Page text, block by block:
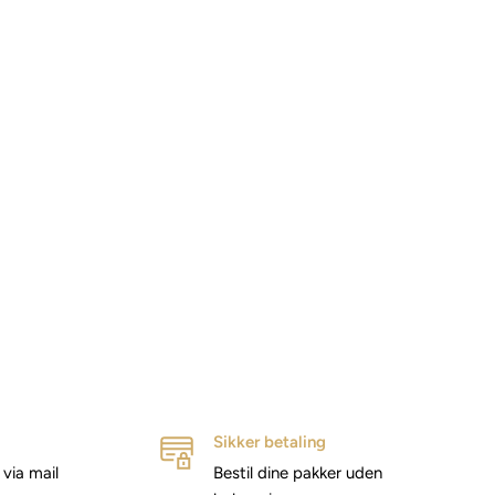
mail
Sikker betaling
Bestil dine pakker uden